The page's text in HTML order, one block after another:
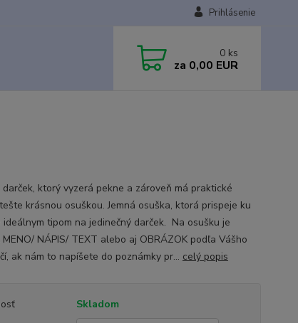
Prihlásenie
0 ks
za 0,00 EUR
ktorý vyzerá pekne a zároveň má praktické
krásnou osuškou. Jemná osuška, ktorá prispeje ku
ideálnym tipom na jedinečný darček. Na osušku je
NÁPIS/ TEXT alebo aj OBRÁZOK podľa Vášho
ak nám to napíšete do poznámky pr... celý popis
Skladom